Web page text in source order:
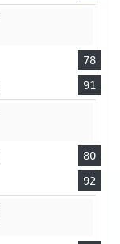
78
91
80
92